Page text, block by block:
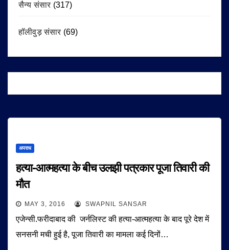
सैन्य संसार (317)
हॉलीवुड़ संसार (69)
अपराध
हत्या-आत्महत्या के बीच उलझी पत्रकार पूजा तिवारी की
मौत
MAY 3, 2016 SWAPNIL SANSAR
एजेन्सी.फरीदाबाद की जर्नलिस्ट की हत्या-आत्महत्या के बाद पूरे देश में
सनसनी मची हुई है, पूजा तिवारी का मामला कई दिनों…